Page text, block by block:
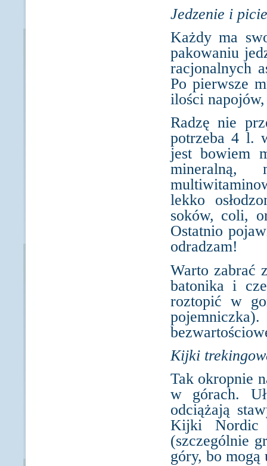
Jedzenie i
Każdy ma
pakowaniu
racjonalnych
Po pierwsze
ilości napojów,
Radzę nie
potrzeba 4 l.
jest bowiem
lekko
soków, coli,
Ostatnio
odradzam!
Warto zabrać
batonika i
roztopić w
Kijki
Tak okropnie
w górach.
odciążają
Kijki Nordic
(szczególnie
góry, bo